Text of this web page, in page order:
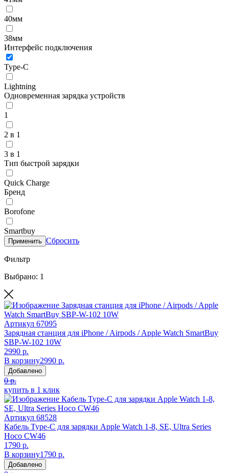
40мм
38мм
Интерфейс подключения
Type-C
Lightning
Одновременная зарядка устройств
1
2 в 1
3 в 1
Тип быстрой зарядки
Quick Charge
Бренд
Borofone
Smartbuy
Применить Сбросить
Фильтр
Выбрано: 1
Артикул 67095
Зарядная станция для iPhone / Airpods / Apple Watch SmartBuy
SBP-W-102 10W
2990 р.
В корзину2990 р.
Добавлено
0 р.
купить в 1 клик
Артикул 68528
Кабель Type-C для зарядки Apple Watch 1-8, SE, Ultra Series
Hoco CW46
1790 р.
В корзину1790 р.
Добавлено